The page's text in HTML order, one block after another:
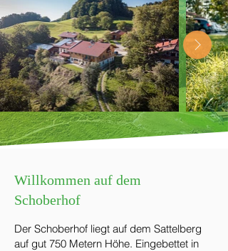
Willkommen auf dem
Schoberhof
Der Schoberhof liegt auf dem Sattelberg
auf gut 750 Metern Höhe. Eingebettet in